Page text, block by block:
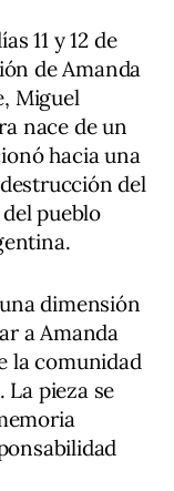
11 y 12 de
de Amanda
Miguel
nace de un
hacia una
del
pueblo
dimensión
a Amanda
la comunidad
pieza se